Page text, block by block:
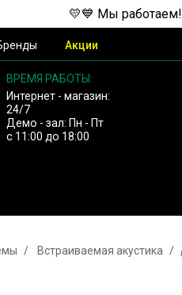
💛💙 Мы работаем!
Акции
ВРЕМЯ РАБОТЫ:
Интернет - магазин:
24/7
Демо - зал: Пн - Пт
с 11:00 до 18:00
Встраиваемая акустика